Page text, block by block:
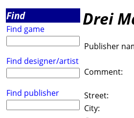
Find
Find game
Find designer/artist
Find publisher
Drei
Publisher
Comment:
Street:
City: